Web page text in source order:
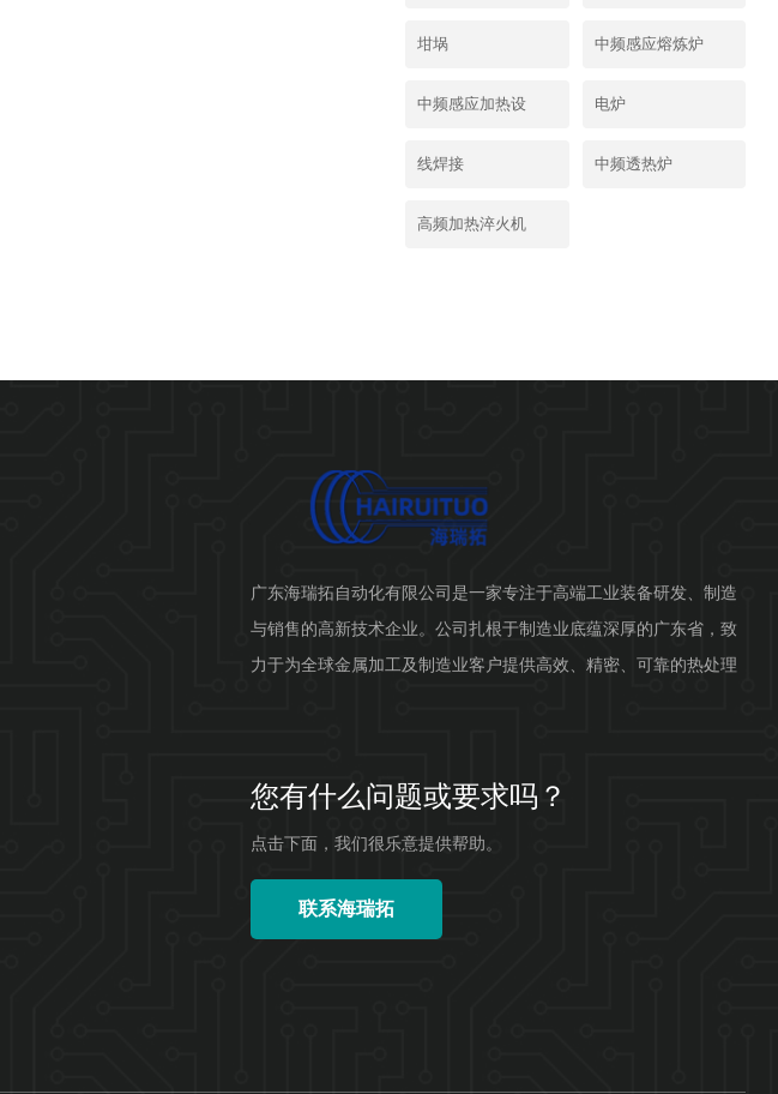
坩埚 中频感应熔炼炉
中频感应加热设 电炉
线焊接 中频透热炉
高频加热淬火机
广东海瑞拓自动化有限公司是一家专注于高端工业装备研发、制造
与销售的高新技术企业。公司扎根于制造业底蕴深厚的广东省，致
力于为全球金属加工及制造业客户提供高效、精密、可靠的热处理
您有什么问题或要求吗？
点击下面，我们很乐意提供帮助。
联系海瑞拓